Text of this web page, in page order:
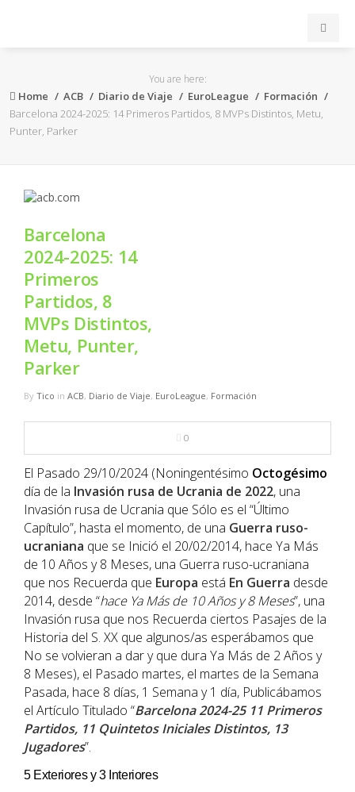
ACB
FEB
FIBA
OTROS
FORMACIÓN
NBA
MULTIMEDIA
You are here:
Home ACB Diario de Viaje EuroLeague
Formación
Barcelona 2024-2025: 14 Primeros Partidos, 8 MVPs Distintos, Metu,
Punter, Parker
Barcelona
2024-2025: 14
Primeros
Partidos, 8
MVPs Distintos,
Metu, Punter,
Parker
By Tico in ACB, Diario de Viaje, EuroLeague, Formación
0
El Pasado 29/10/2024 (Noningentésimo Octogésimo
día de la Invasión rusa de Ucrania de 2022, una
Invasión rusa de Ucrania que Sólo es el “Último
Capítulo”, hasta el momento, de una Guerra ruso-
ucraniana que se Inició el 20/02/2014, hace Ya Más
de 10 Años y 8 Meses, una Guerra ruso-ucraniana
que nos Recuerda que Europa está En Guerra desde
2014, desde “hace Ya Más de 10 Años y 8 Meses”, una
Invasión rusa que nos Recuerda ciertos Pasajes de la
Historia del S. XX que algunos/as esperábamos que
No se volvieran a dar y que dura Ya Más de 2 Años y
8 Meses), el Pasado martes, el martes de la Semana
Pasada, hace 8 días, 1 Semana y 1 día, Publicábamos
el Artículo Titulado “Barcelona 2024-25 11 Primeros
Partidos, 11 Quintetos Iniciales Distintos, 13
Jugadores”.
5 Exteriores y 3 Interiores